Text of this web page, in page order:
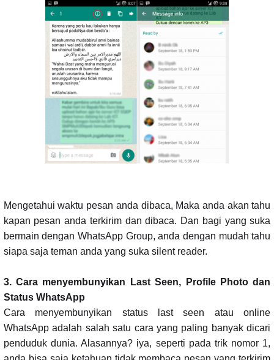
Mengetahui waktu pesan anda dibaca, Maka anda akan tahu
kapan pesan anda terkirim dan dibaca. Dan bagi yang suka
bermain dengan WhatsApp Group, anda dengan mudah tahu
siapa saja teman anda yang suka silent reader.
3. Cara menyembunyikan Last Seen, Profile Photo dan
Status WhatsApp
Cara menyembunyikan status last seen atau online
WhatsApp adalah salah satu cara yang paling banyak dicari
penduduk dunia. Alasannya? iya, seperti pada trik nomor 1,